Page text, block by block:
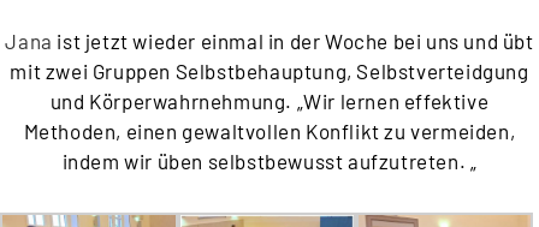
Jana ist jetzt wieder einmal in der Woche bei uns und übt
mit zwei Gruppen Selbstbehauptung, Selbstverteidgung
und Körperwahrnehmung. „Wir lernen effektive
Methoden, einen gewaltvollen Konflikt zu vermeiden,
indem wir üben selbstbewusst aufzutreten. „